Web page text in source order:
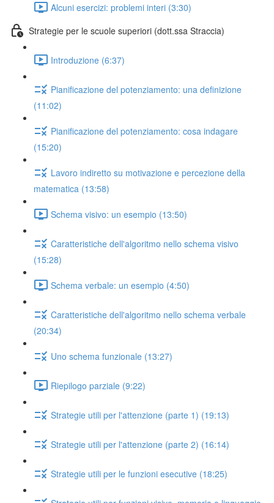
Alcuni esercizi: problemi interi (3:30)
Strategie per le scuole superiori (dott.ssa Straccia)
Introduzione (6:37)
Pianificazione del potenziamento: una definizione
(11:02)
Pianificazione del potenziamento: cosa indagare
(15:20)
Lavoro indiretto su motivazione e percezione della
matematica (13:58)
Schema visivo: un esempio (13:50)
Caratteristiche dell'algoritmo nello schema visivo
(15:28)
Schema verbale: un esempio (4:50)
Caratteristiche dell'algoritmo nello schema verbale
(20:34)
Uno schema funzionale (13:27)
Riepilogo parziale (9:22)
Strategie utili per l'attenzione (parte 1) (19:13)
Strategie utili per l'attenzione (parte 2) (16:14)
Strategie utili per le funzioni esecutive (18:25)